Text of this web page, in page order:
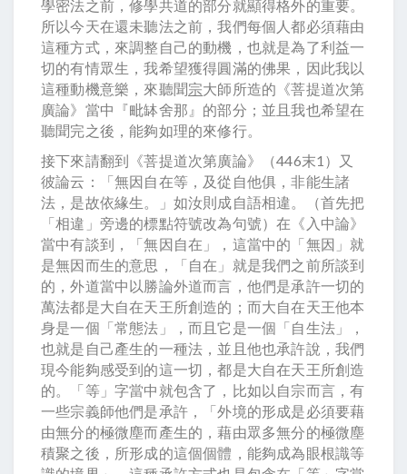
學密法之前，修學共道的部分就顯得格外的重要。
所以今天在還未聽法之前，我們每個人都必須藉由
這種方式，來調整自己的動機，也就是為了利益一
切的有情眾生，我希望獲得圓滿的佛果，因此我以
這種動機意樂，來聽聞宗大師所造的《菩提道次第
廣論》當中『毗缽舍那』的部分；並且我也希望在
聽聞完之後，能夠如理的來修行。
接下來請翻到《菩提道次第廣論》（446末1）又
彼論云：「無因自在等，及從自他俱，非能生諸
法，是故依緣生。」如汝則成自語相違。（首先把
「相違」旁邊的標點符號改為句號）在《入中論》
當中有談到，「無因自在」，這當中的「無因」就
是無因而生的意思，「自在」就是我們之前所談到
的，外道當中以勝論外道而言，他們是承許一切的
萬法都是大自在天王所創造的；而大自在天王他本
身是一個「常態法」，而且它是一個「自生法」，
也就是自己產生的一種法，並且他也承許說，我們
現今能夠感受到的這一切，都是大自在天王所創造
的。「等」字當中就包含了，比如以自宗而言，有
一些宗義師他們是承許，「外境的形成是必須要藉
由無分的極微塵而產生的，藉由眾多無分的極微塵
積聚之後，所形成的這個個體，能夠成為眼根識等